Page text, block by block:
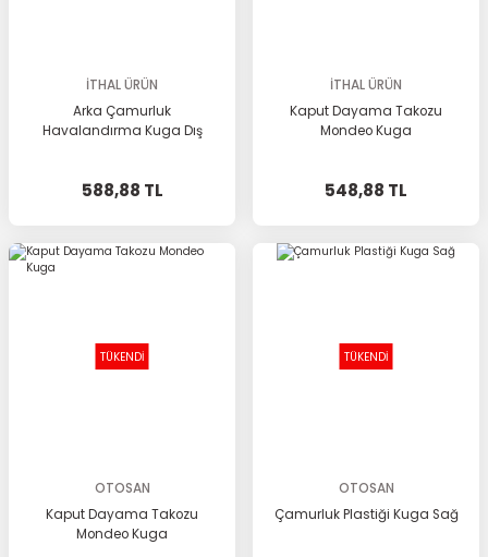
İTHAL ÜRÜN
Arka Çamurluk
Havalandırma Kuga Dış
588,88 TL
İTHAL ÜRÜN
Kaput Dayama Takozu
Mondeo Kuga
548,88 TL
TÜKENDİ
OTOSAN
Kaput Dayama Takozu
Mondeo Kuga
TÜKENDİ
OTOSAN
Çamurluk Plastiği Kuga Sağ